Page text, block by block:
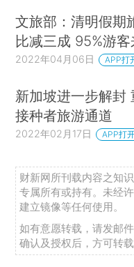
文旅部：清明假期
比减三成 95%游客
2022年04月06日 APP打
新加坡进一步解封
接种者旅游通道
2022年02月17日 APP打
财新网所刊载内容之知
专属所有或持有。未经
建立镜像等任何使用。
如有意愿转载，请发邮
确认及授权后，方可转载